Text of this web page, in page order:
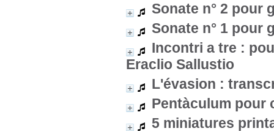
Sonate n° 2 pour
Sonate n° 1 pour
Incontri a tre :
Eraclio Sallustio
L'évasion :
Pentàculum pour
5 miniatures